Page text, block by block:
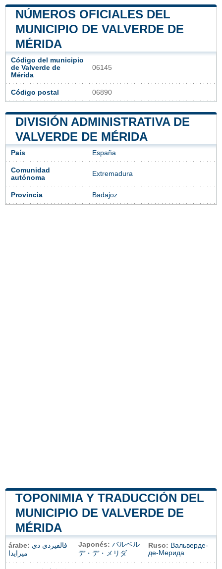
NÚMEROS OFICIALES DEL
MUNICIPIO DE VALVERDE DE
MÉRIDA
Código del municipio
de Valverde de
Mérida
06145
Código postal 06890
DIVISIÓN ADMINISTRATIVA DE
VALVERDE DE MÉRIDA
País España
Comunidad
autónoma
Extremadura
Provincia Badajoz
TOPONIMIA Y TRADUCCIÓN DEL
MUNICIPIO DE VALVERDE DE
MÉRIDA
árabe: فالفيردي دي
ميرايدا
Japonés: バルベル
デ・デ・メリダ
Ruso: Вальверде-
де-Мерида